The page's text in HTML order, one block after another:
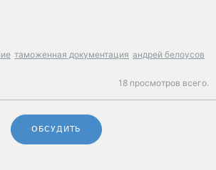
таможенная документация андрей белоусов
18 просмотров всего.
ОБСУДИТЬ